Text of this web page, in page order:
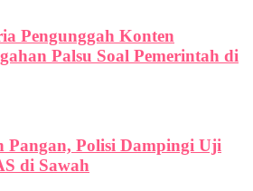
Pengunggah Konten
Palsu Soal Pemerintah di
Pangan, Polisi Dampingi Uji
di Sawah